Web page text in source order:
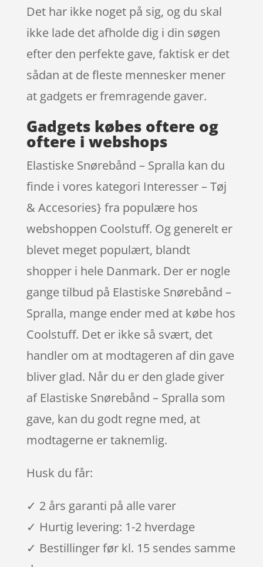
Det har ikke noget på sig, og du skal
ikke lade det afholde dig i din søgen
efter den perfekte gave, faktisk er det
sådan at de fleste mennesker mener
at gadgets er fremragende gaver.
Gadgets købes oftere og
oftere i webshops
Elastiske Snørebånd – Spralla kan du
finde i vores kategori Interesser – Tøj
& Accesories} fra populære hos
webshoppen Coolstuff. Og generelt er
blevet meget populært, blandt
shopper i hele Danmark. Der er nogle
gange tilbud på Elastiske Snørebånd –
Spralla, mange ender med at købe hos
Coolstuff. Det er ikke så svært, det
handler om at modtageren af din gave
bliver glad. Når du er den glade giver
af Elastiske Snørebånd – Spralla som
gave, kan du godt regne med, at
modtagerne er taknemlig.
Husk du får:
✓ 2 års garanti på alle varer
✓ Hurtig levering: 1-2 hverdage
✓ Bestillinger før kl. 15 sendes samme